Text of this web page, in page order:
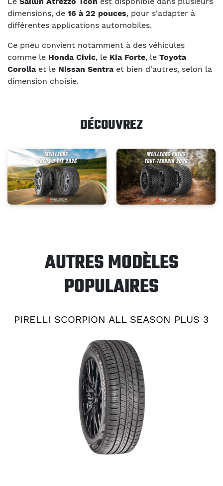
dimensions, de 16 à 22 pouces, pour s'adapter à
différentes applications automobiles.
Ce pneu convient notamment à des véhicules
comme le Honda Civic, le Kia Forte, le Toyota
Corollaet le Nissan Sentraet bien d'autres, selon la
dimension choisie.
DÉCOUVREZ
AUTRES MODÈLES
POPULAIRES
PIRELLI SCORPION ALL SEASON PLUS 3